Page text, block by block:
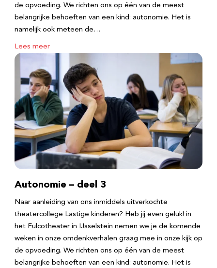
de opvoeding. We richten ons op één van de meest
belangrijke behoeften van een kind: autonomie. Het is
namelijk ook meteen de…
Lees meer
Autonomie – deel 3
Naar aanleiding van ons inmiddels uitverkochte
theatercollege Lastige kinderen? Heb jij even geluk! in
het Fulcotheater in IJsselstein nemen we je de komende
weken in onze omdenkverhalen graag mee in onze kijk op
de opvoeding. We richten ons op één van de meest
belangrijke behoeften van een kind: autonomie. Het is